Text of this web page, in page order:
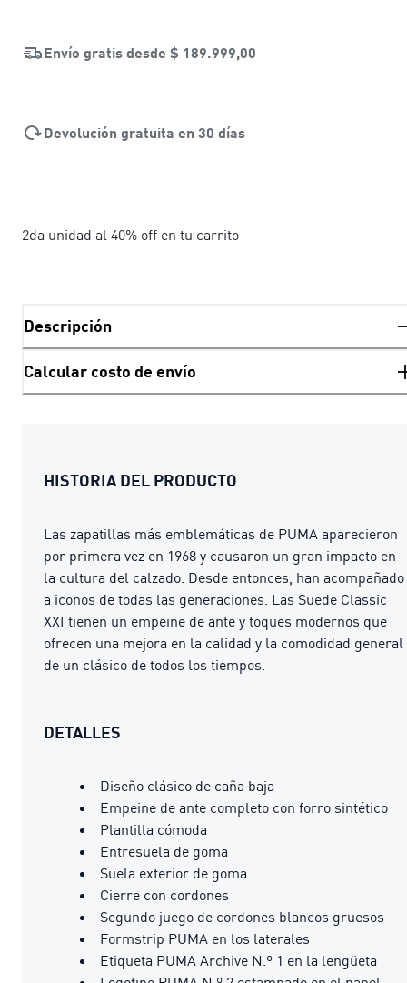
Envío gratis desde $ 189.999,00
Devolución gratuita en 30 días
2da unidad al 40% off en tu carrito
Descripción
Calcular costo de envío
HISTORIA DEL PRODUCTO
Las zapatillas más emblemáticas de PUMA aparecieron
por primera vez en 1968 y causaron un gran impacto en
la cultura del calzado. Desde entonces, han acompañado
a iconos de todas las generaciones. Las Suede Classic
XXI tienen un empeine de ante y toques modernos que
ofrecen una mejora en la calidad y la comodidad general
de un clásico de todos los tiempos.
DETALLES
Diseño clásico de caña baja
Empeine de ante completo con forro sintético
Plantilla cómoda
Entresuela de goma
Suela exterior de goma
Cierre con cordones
Segundo juego de cordones blancos gruesos
Formstrip PUMA en los laterales
Etiqueta PUMA Archive N.º 1 en la lengüeta